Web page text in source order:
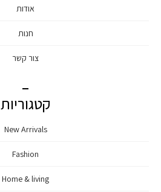
אודות
חנות
צור קשר
קטגוריות
New Arrivals
Fashion
Home & living